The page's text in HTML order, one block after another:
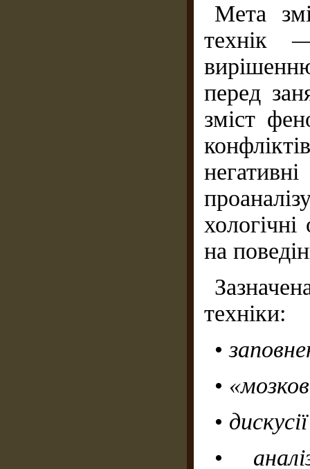
Мета
технік
перед
зміст
на
техніки:
•
•
•
•